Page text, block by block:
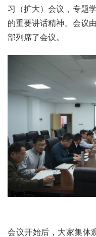
习（扩大）会议，专题
的重要讲话精神。会议
部列席了会议。
会议开始后，大家集体